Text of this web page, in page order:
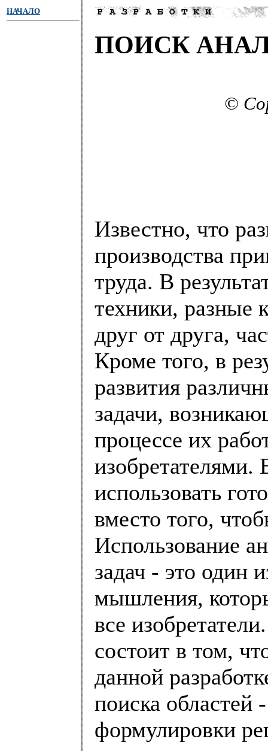
НАЧАЛО
ПОИСК
©
Известно, что
производства
труда. В
техники, разные
друг от друга,
Кроме того, в
развития
задачи,
процессе их
использовать
вместо того,
Использование
задач - это один
мышления,
все
состоит в том,
данной
поиска областей
формулировки